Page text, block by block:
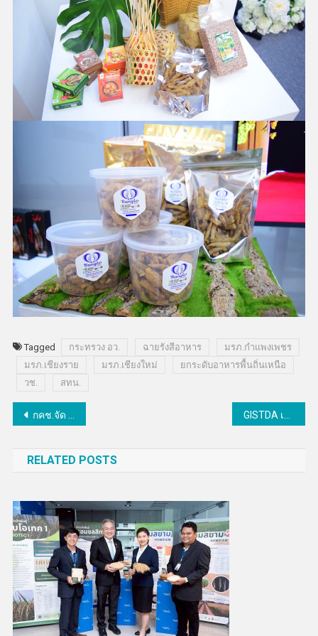
Tagged กระทรวง อว. ฉายรังสีอาหาร
มรภ.กำแพงเพชร
มรภ.เชียงราย
มรภ.เชียงใหม่
ยกระดับอาหารพื้นถิ่นเหนือ
วช.
สทน.
แนะแนว
กคช.จัด OPEN HOUSE เปิดบ้าน “บมจ.เคหะสุขประชา” เร่งสร้างที่อยู่อาศัยคู่การพัฒนาเศรษฐกิจชุมชน
RELATED POSTS